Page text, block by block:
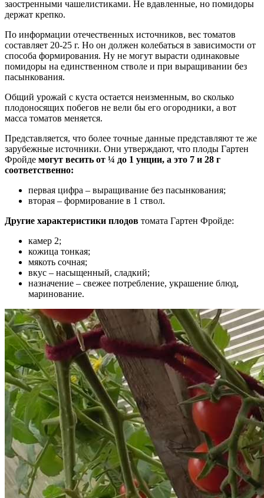
заостренными чашелистиками. Не вдавленные, но помидоры
держат крепко.
По информации отечественных источников, вес томатов
составляет 20-25 г. Но он должен колебаться в зависимости от
способа формирования. Ну не могут вырасти одинаковые
помидоры на единственном стволе и при выращивании без
пасынкования.
Общий урожай с куста остается неизменным, во сколько
плодоносящих побегов не вели бы его огородники, а вот
масса томатов меняется.
Представляется, что более точные данные представляют те же
зарубежные источники. Они утверждают, что плоды Гартен
Фройде могут весить от ¼ до 1 унции, а это 7 и 28 г
соответственно:
первая цифра – выращивание без пасынкования;
вторая – формирование в 1 ствол.
Другие характеристики плодов томата Гартен Фройде:
камер 2;
кожица тонкая;
мякоть сочная;
вкус – насыщенный, сладкий;
назначение – свежее потребление, украшение блюд,
маринование.